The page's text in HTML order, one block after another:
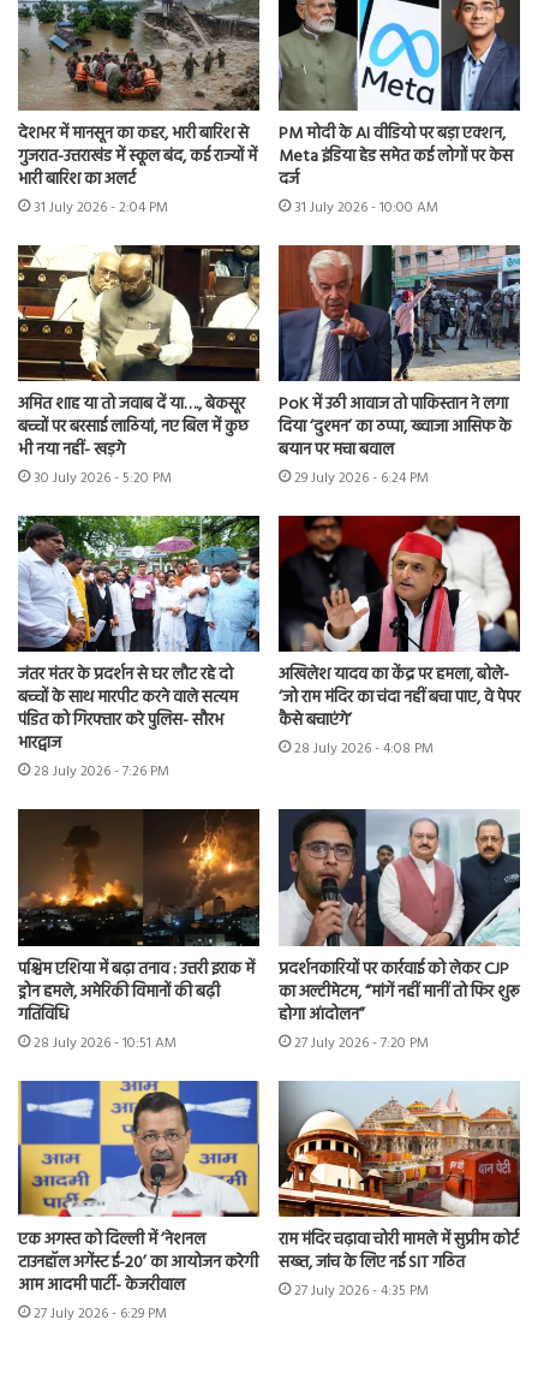
देशभर में मानसून का कहर, भारी बारिश से
गुजरात-उत्तराखंड में स्कूल बंद, कई राज्यों में
भारी बारिश का अलर्ट
31 July 2026 - 2:04 PM
PM मोदी के AI वीडियो पर बड़ा एक्शन,
Meta इंडिया हेड समेत कई लोगों पर केस
दर्ज
31 July 2026 - 10:00 AM
अमित शाह या तो जवाब दें या…., बेकसूर
बच्चों पर बरसाई लाठियां, नए बिल में कुछ
भी नया नहीं- खड़गे
30 July 2026 - 5:20 PM
PoK में उठी आवाज तो पाकिस्तान ने लगा
दिया ‘दुश्मन’ का ठप्पा, ख्वाजा आसिफ के
बयान पर मचा बवाल
29 July 2026 - 6:24 PM
जंतर मंतर के प्रदर्शन से घर लौट रहे दो
बच्चों के साथ मारपीट करने वाले सत्यम
पंडित को गिरफ्तार करे पुलिस- सौरभ
भारद्वाज
28 July 2026 - 7:26 PM
अखिलेश यादव का केंद्र पर हमला, बोले-
‘जो राम मंदिर का चंदा नहीं बचा पाए, वे पेपर
कैसे बचाएंगे’
28 July 2026 - 4:08 PM
पश्चिम एशिया में बढ़ा तनाव : उत्तरी इराक में
ड्रोन हमले, अमेरिकी विमानों की बढ़ी
गतिविधि
28 July 2026 - 10:51 AM
प्रदर्शनकारियों पर कार्रवाई को लेकर CJP
का अल्टीमेटम, “मांगें नहीं मानीं तो फिर शुरू
होगा आंदोलन”
27 July 2026 - 7:20 PM
एक अगस्त को दिल्ली में ‘नेशनल
टाउनहॉल अगेंस्ट ई-20’ का आयोजन करेगी
आम आदमी पार्टी- केजरीवाल
27 July 2026 - 6:29 PM
राम मंदिर चढ़ावा चोरी मामले में सुप्रीम कोर्ट
सख्त, जांच के लिए नई SIT गठित
27 July 2026 - 4:35 PM